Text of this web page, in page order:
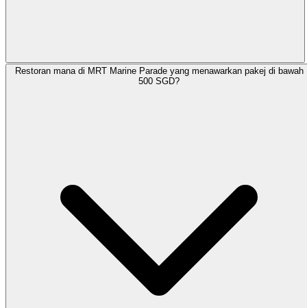
Restoran mana di MRT Marine Parade yang menawarkan pakej di bawah
500 SGD?